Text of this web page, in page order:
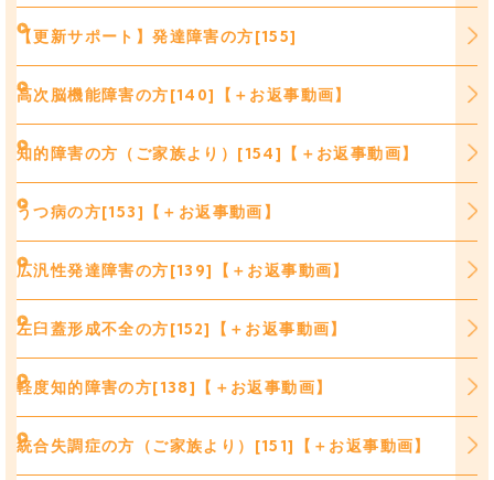
【更新サポート】発達障害の方[155]
高次脳機能障害の方[140]【＋お返事動画】
知的障害の方（ご家族より）[154]【＋お返事動画】
うつ病の方[153]【＋お返事動画】
広汎性発達障害の方[139]【＋お返事動画】
左臼蓋形成不全の方[152]【＋お返事動画】
軽度知的障害の方[138]【＋お返事動画】
統合失調症の方（ご家族より）[151]【＋お返事動画】